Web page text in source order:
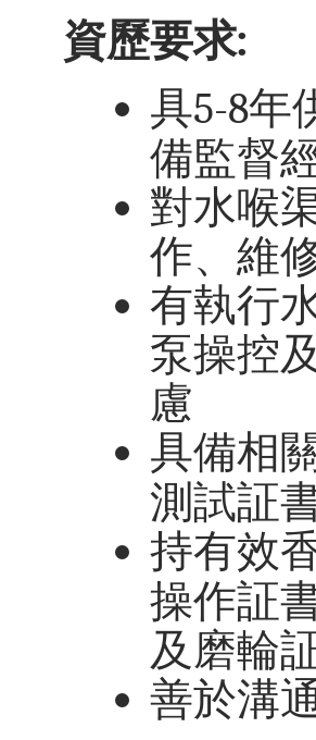
資歷要求:
具5-8年
備監督
對水喉
作、維
有執行
泵操控
慮
具備相
測試証
持有效
操作証
及磨輪
善於溝